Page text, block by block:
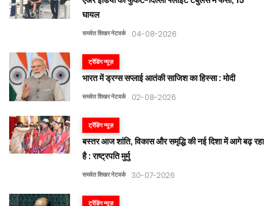
घायल
समवेत शिखर नेटवर्क 04-08-2026
ट्रेंडिंग न्यूज़
भारत में ड्रग्स सप्लाई आतंकी साजिश का हिस्सा : मोदी
समवेत शिखर नेटवर्क 02-08-2026
ट्रेंडिंग न्यूज़
बस्तर आज शांति, विकास और समृद्धि की नई दिशा में आगे बढ़ रहा
है : राष्ट्रपति मुर्मु
समवेत शिखर नेटवर्क 30-07-2026
ट्रेंडिंग न्यूज़